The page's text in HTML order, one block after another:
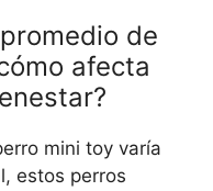
de
afecta
mini toy varía
estos perros